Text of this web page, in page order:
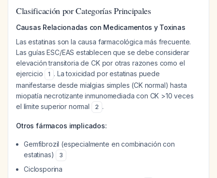
Clasificación por Categorías Principales
Causas Relacionadas con Medicamentos y Toxinas
Las estatinas son la causa farmacológica más frecuente.
Las guías ESC/EAS establecen que se debe considerar
elevación transitoria de CK por otras razones como el
ejercicio
1 . La toxicidad por estatinas puede
manifestarse desde mialgias simples (CK normal) hasta
miopatía necrotizante inmunomediada con CK >10 veces
el límite superior normal
2 .
Otros fármacos implicados:
Gemfibrozil (especialmente en combinación con
estatinas)
3
Ciclosporina